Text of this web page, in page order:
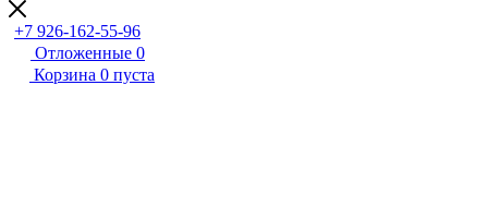
+7 926-162-55-96
Отложенные 0
Корзина 0 пуста